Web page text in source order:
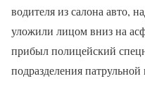
водителя из салона авто,
уложили лицом вниз на
прибыл полицейский
подразделения